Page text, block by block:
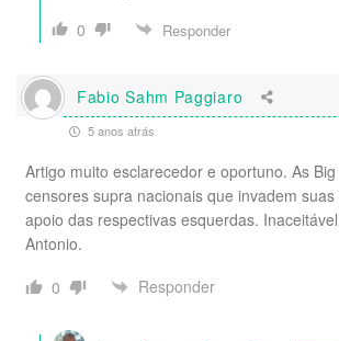
0
Responder
Fabio Sahm Paggiaro
5 anos atrás
Artigo muito esclarecedor e oportuno. As
censores supra nacionais que invadem
apoio das respectivas esquerdas.
Antonio.
0
Responder